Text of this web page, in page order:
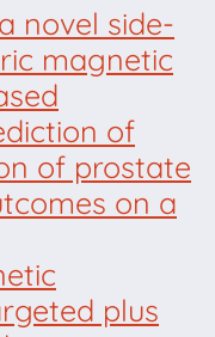
novel side-
magnetic
of
of prostate
on a
plus